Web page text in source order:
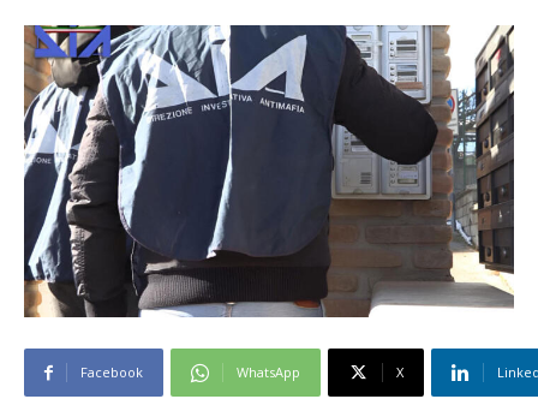
Facebook WhatsApp X